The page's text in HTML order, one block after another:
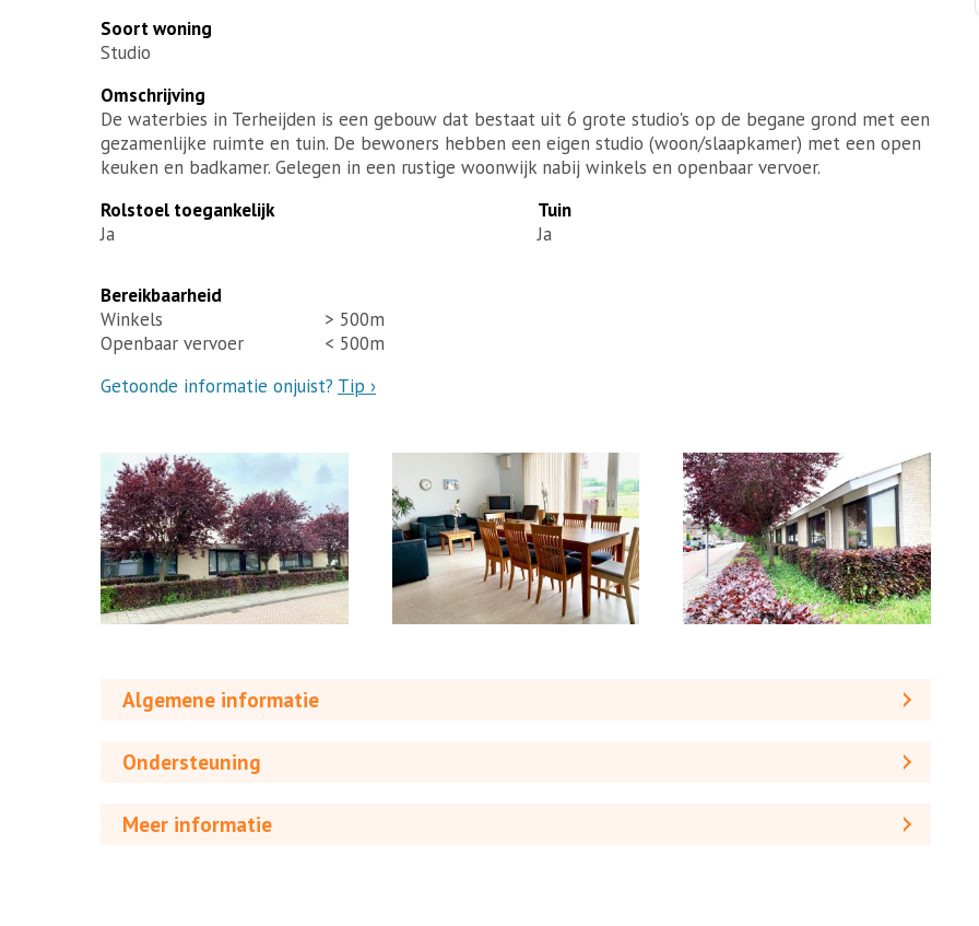
Soort woning
Studio
Omschrijving
De waterbies in Terheijden is een gebouw dat bestaat uit 6 grote studio's op de begane grond met een
gezamenlijke ruimte en tuin. De bewoners hebben een eigen studio (woon/slaapkamer) met een open
keuken en badkamer. Gelegen in een rustige woonwijk nabij winkels en openbaar vervoer.
Rolstoel toegankelijk
Ja
Tuin
Ja
Bereikbaarheid
Winkels
> 500m
Openbaar vervoer
< 500m
Getoonde informatie onjuist? Tip ›
Algemene informatie
Ondersteuning
Meer informatie